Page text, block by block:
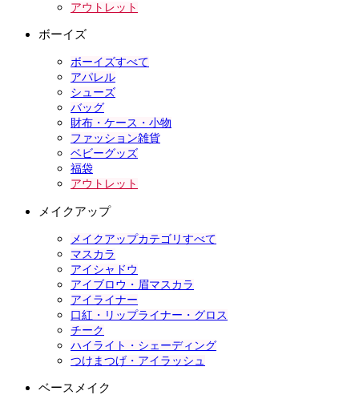
アウトレット
ボーイズ
ボーイズすべて
アパレル
シューズ
バッグ
財布・ケース・小物
ファッション雑貨
ベビーグッズ
福袋
アウトレット
メイクアップ
メイクアップカテゴリすべて
マスカラ
アイシャドウ
アイブロウ・眉マスカラ
アイライナー
口紅・リップライナー・グロス
チーク
ハイライト・シェーディング
つけまつげ・アイラッシュ
ベースメイク